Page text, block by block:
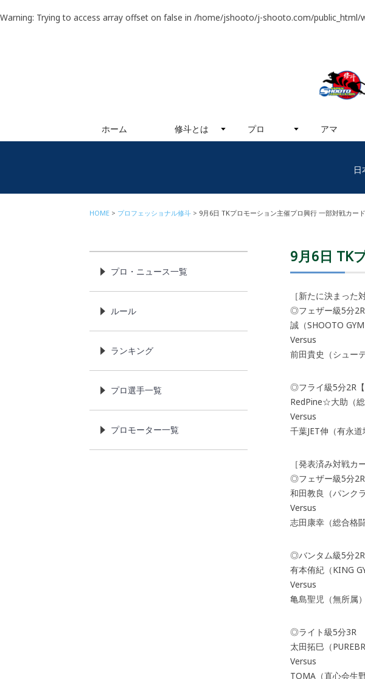
Warning: Trying to access array offset on false in /home/jshooto/j-shooto.com/public_html/
ホーム 修斗とは プロ アマ
日
HOME プロフェッショナル修斗 9月6日 TKプロモーション主催プロ興行 一部対戦カード
9月6日 TK
［新たに決まった
◎フェザー級5分2R
誠（SHOOTO GYM
Versus
前田貴史（シュー
◎フライ級5分2R【
RedPine☆大助（総
Versus
千葉JET伸（有永道
［発表済み対戦カ
◎フェザー級5分2R
和田教良（パンク
Versus
志田康幸（総合格
◎バンタム級5分2R
有本侑紀（KING
Versus
亀島聖児（無所属）
◎ライト級5分3R
太田拓巳（
Versus
TOMA（直心会生
プロ・ニュース一覧
ルール
ランキング
プロ選手一覧
プロモーター一覧